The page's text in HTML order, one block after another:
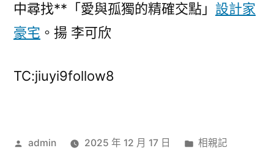
中尋找**「愛與孤獨的精確交點」 設計家
豪宅 。揚 李可欣
TC:jiuyi9follow8
作
admin 2025 年 12 月 17 日
分
相親記